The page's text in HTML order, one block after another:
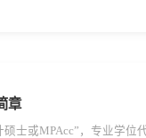
章
士或MPAcc”，专业学